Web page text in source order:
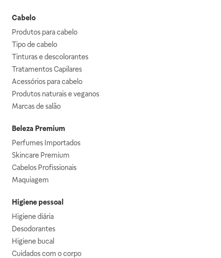
Cabelo
Produtos para cabelo
Tipo de cabelo
Tinturas e descolorantes
Tratamentos Capilares
Acessórios para cabelo
Produtos naturais e veganos
Marcas de salão
Beleza Premium
Perfumes Importados
Skincare Premium
Cabelos Profissionais
Maquiagem
Higiene pessoal
Higiene diária
Desodorantes
Higiene bucal
Cuidados com o corpo